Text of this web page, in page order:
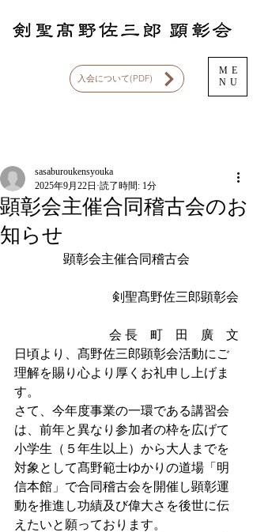
ME
NU
入会について(PDF)
顕彰会主催合同稽古会のお
知らせ
sasaburoukensyouka
2025年9月22日 読了時間: 1分
顕彰会主催合同稽古会
剣聖髙野佐三郎顕彰会
会 長　町　田　廣　文
日頃より、髙野佐三郎顕彰会活動にご
理解を賜り心より厚くお礼申し上げま
す。
さて、今年度事業の一環である講習会
は、前年と異なり参加者の枠を広げて
小学生（５年生以上）から大人までを
対象として髙野範士ゆかりの道場「明
信本館」で合同稽古会を開催し顕彰運
動を推進し功績及び偉大さを後世に伝
えたいと願っております。